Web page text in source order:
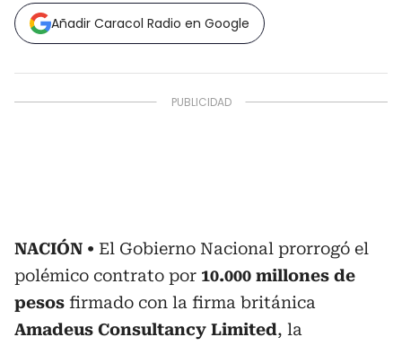
Añadir Caracol Radio en Google
NACIÓN
El Gobierno Nacional prorrogó el
polémico contrato por 10.000 millones de
pesos firmado con la firma británica
Amadeus Consultancy Limited, la